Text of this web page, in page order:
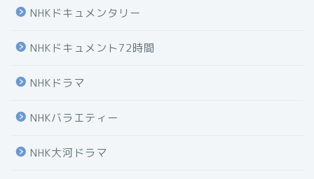
NHKドキュメンタリー
NHKドキュメント72時間
NHKドラマ
NHKバラエティー
NHK大河ドラマ